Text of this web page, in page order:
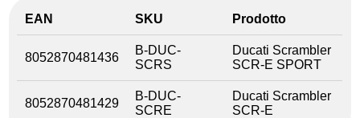
EAN SKU Prodotto
8052870481436
B-DUC-
SCRS
Ducati Scrambler
SCR-E SPORT
8052870481429
B-DUC-
SCRE
Ducati Scrambler
SCR-E